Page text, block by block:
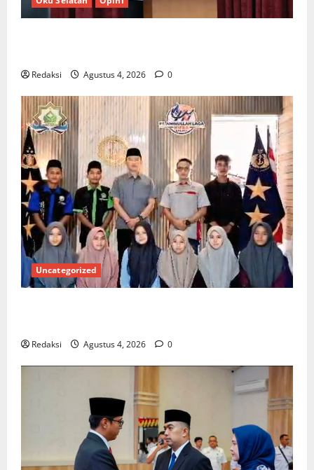
Redaksi Agustus 4, 2026 0
Uncategorized
Redaksi Agustus 4, 2026 0